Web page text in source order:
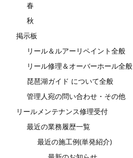
春
秋
掲示板
リール＆ルアーリペイント全般
リール修理＆オーバーホール全般
琵琶湖ガイド について全般
管理人宛の問い合わせ・その他
リールメンテナンス修理受付
最近の業務履歴一覧
最近の施工例(単発紹介)